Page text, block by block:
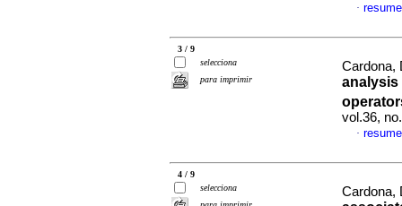
·
3 / 9
selecciona
para imprimir
Cardona,
analysis
vol.36,
·
4 / 9
selecciona